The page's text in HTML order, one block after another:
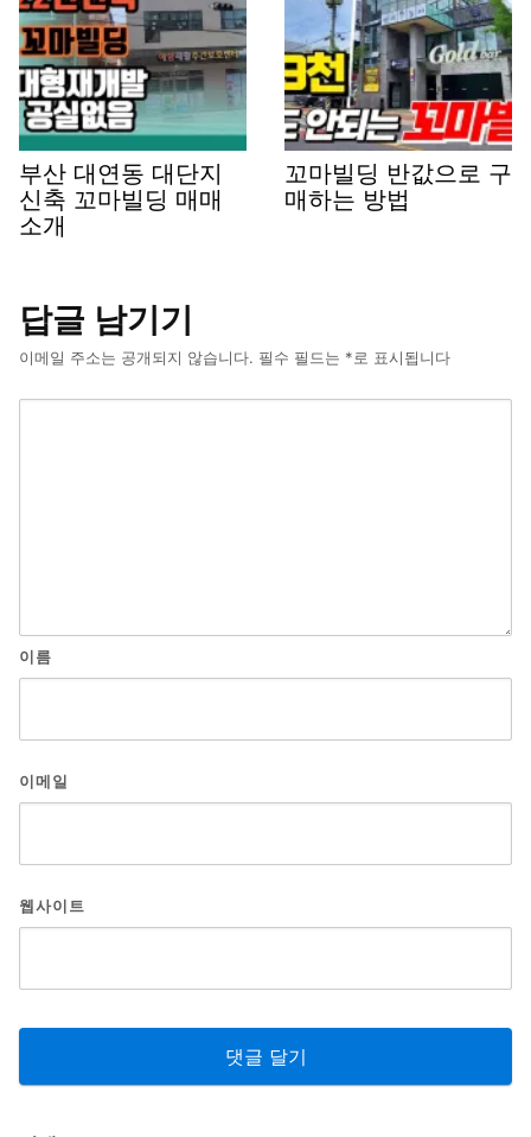
부산 대연동 대단지
신축 꼬마빌딩 매매
소개
꼬마빌딩 반값으로 구
매하는 방법
답글 남기기
이메일 주소는 공개되지 않습니다. 필수 필드는 *로 표시됩니다
이름
이메일
웹사이트